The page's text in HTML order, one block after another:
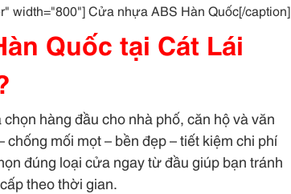
width="800"] Cửa nhựa ABS Hàn Quốc[/caption]
Quốc tại Cát Lái
hàng đầu cho nhà phố, căn hộ và văn
mối mọt – bền đẹp – tiết kiệm chi phí
đúng loại cửa ngay từ đầu giúp bạn tránh
theo thời gian.